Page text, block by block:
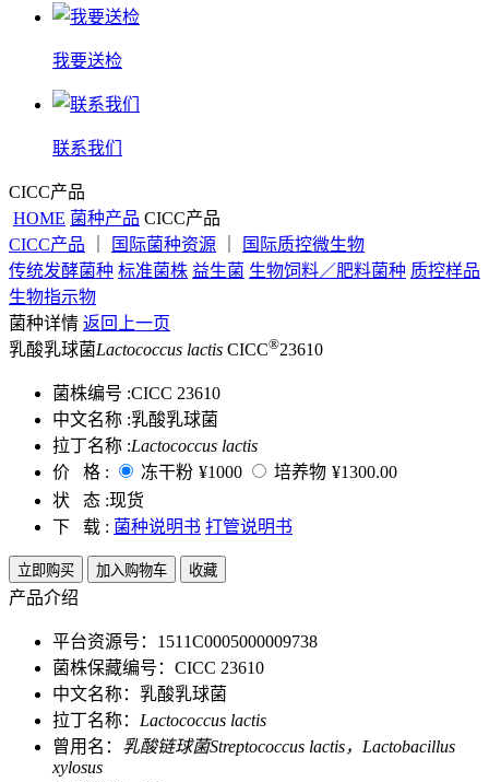
我要送检
联系我们
CICC产品
HOME 菌种产品 CICC产品
CICC产品
国际菌种资源
国际质控微生物
传统发酵菌种 标准菌株 益生菌 生物饲料／肥料菌种 质控样品
生物指示物
菌种详情 返回上一页
乳酸乳球菌Lactococcus lactis CICC®23610
菌株编号 :CICC 23610
中文名称 :乳酸乳球菌
拉丁名称 :Lactococcus lactis
价 格 :
冻干粉 ¥1000 培养物 ¥1300.00
状 态 :现货
下 载 : 菌种说明书 打管说明书
立即购买 加入购物车 收藏
产品介绍
平台资源号：1511C0005000009738
菌株保藏编号：CICC 23610
中文名称：乳酸乳球菌
拉丁名称： Lactococcus lactis
曾用名： 乳酸链球菌Streptococcus lactis，Lactobacillus
xylosus